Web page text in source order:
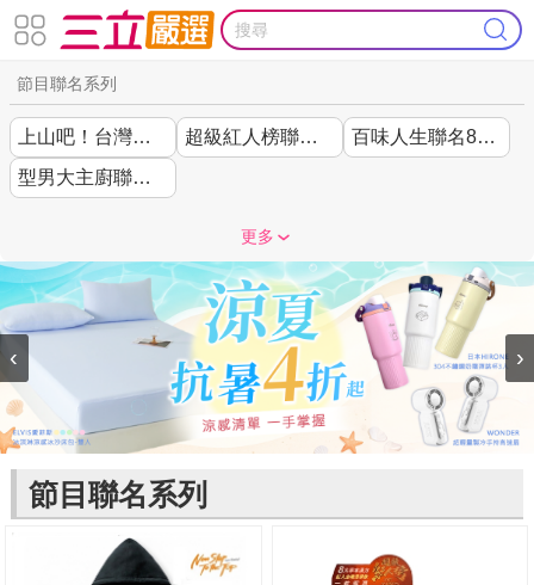
節目聯名系列
上山吧！台灣隊聯名 超級紅人榜聯名44折起
百味人生聯名85折起
型男大主廚聯名7折起
更多
‹ ›
節目聯名系列